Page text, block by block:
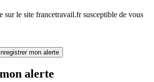
sur le site francetravail.fr susceptible de vous
mon alerte
alerte